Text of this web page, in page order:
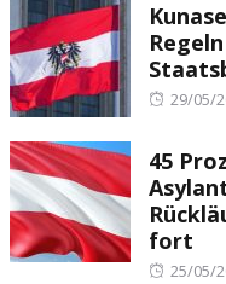
Posted
29/05/
45
fort
Posted
25/05/